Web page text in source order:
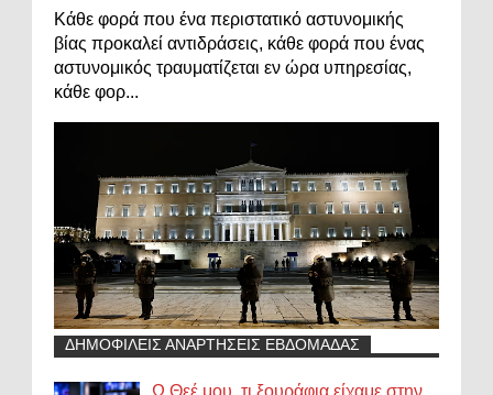
Κάθε φορά που ένα περιστατικό αστυνομικής
βίας προκαλεί αντιδράσεις, κάθε φορά που ένας
αστυνομικός τραυματίζεται εν ώρα υπηρεσίας,
κάθε φορ...
ΔΗΜΟΦΙΛΕΙΣ ΑΝΑΡΤΗΣΕΙΣ ΕΒΔΟΜΑΔΑΣ
Ω Θεέ μου, τι ξουράφια είχαμε στην